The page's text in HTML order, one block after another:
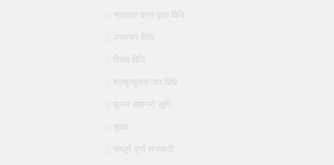
नवरात्र व्रत पूजा विधि
उपनयन विधि
विवाह विधि
महामृत्युंजय जप विधि
पूजन सामग्री सूचि
सूक्त
सम्पूर्ण दुर्गा सप्तशती